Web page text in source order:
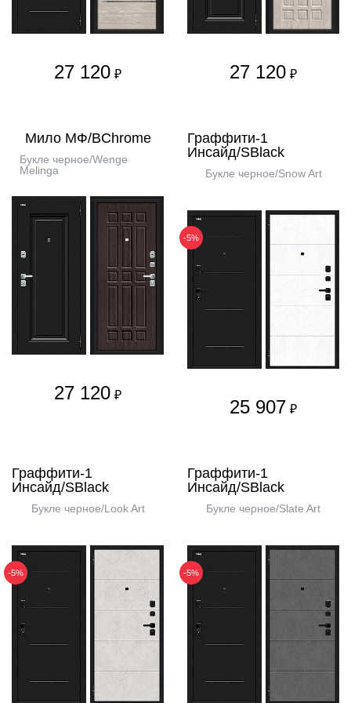
27 120 ₽ 27 120 ₽
Мило МФ/BChrome
Букле черное/Wenge
Melinga
27 120 ₽
Граффити-1
Инсайд/SBlack
Букле черное/Snow Art
-5%
25 907 ₽
Граффити-1
Инсайд/SBlack
Букле черное/Look Art
-5%
Граффити-1
Инсайд/SBlack
Букле черное/Slate Art
-5%